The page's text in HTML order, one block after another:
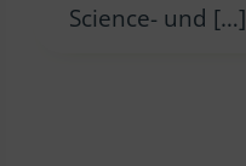
Science- und […]